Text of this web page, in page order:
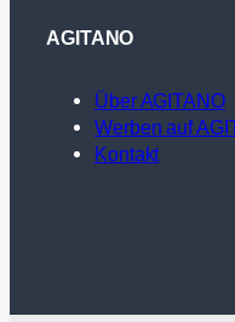
AGITANO
Über AGITANO
Werben auf
Kontakt